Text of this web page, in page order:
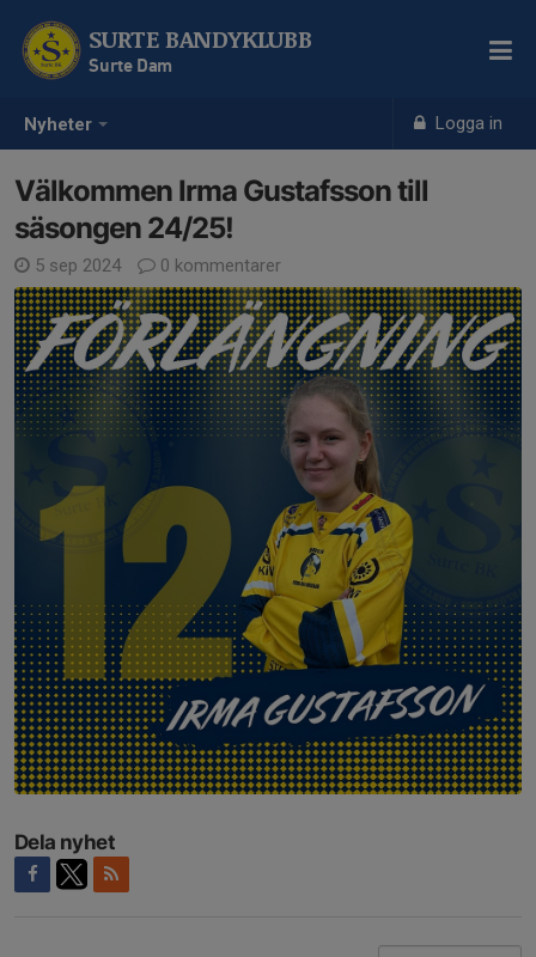
Nyheter Logga in
SURTE BANDYKLUBB
Surte Dam
Välkommen Irma Gustafsson till
säsongen 24/25!
5 sep 2024 0 kommentarer
Dela nyhet